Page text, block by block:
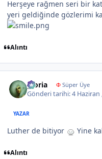
Herşeye rağmen seri bir
yeri geldiğinde gözlerimi
Alıntı
gloria ΦSüper Üye
Gönderi tarihi:4 Haziran
YAZAR
Luther de bitiyor Yine
Alıntı